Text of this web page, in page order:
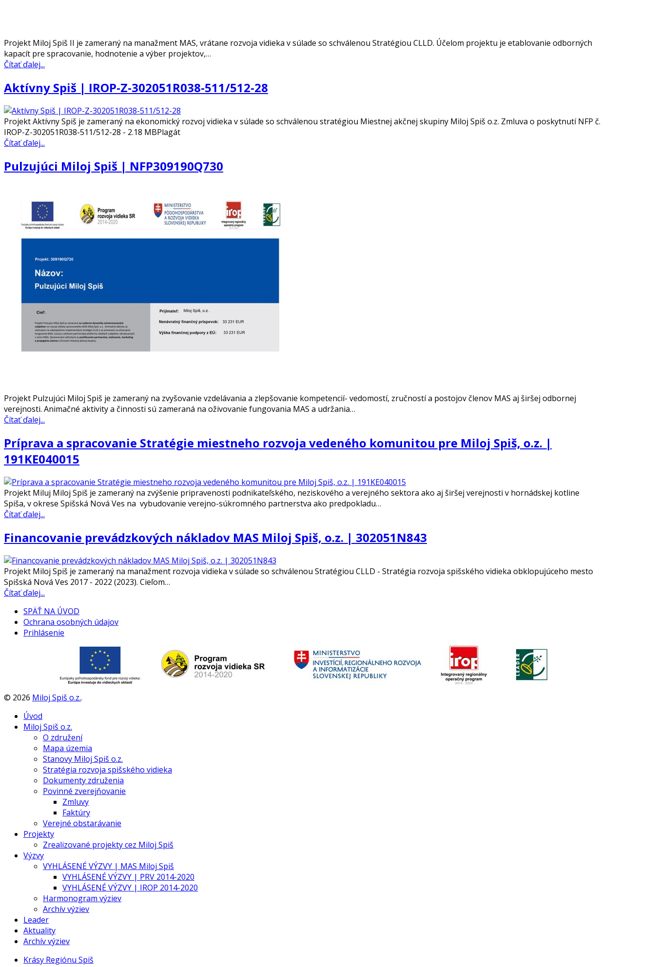
Projekt Miloj Spiš II je zameraný na manažment MAS, vrátane rozvoja vidieka v súlade so schválenou Stratégiou CLLD. Účelom projektu je etablovanie odborných
kapacít pre spracovanie, hodnotenie a výber projektov,…
Čítať ďalej...
Aktívny Spiš | IROP-Z-302051R038-511/512-28
Projekt Aktívny Spiš je zameraný na ekonomický rozvoj vidieka v súlade so schválenou stratégiou Miestnej akčnej skupiny Miloj Spiš o.z. Zmluva o poskytnutí NFP č.
IROP-Z-302051R038-511/512-28 - 2.18 MBPlagát
Čítať ďalej...
Pulzujúci Miloj Spiš | NFP309190Q730
Projekt Pulzujúci Miloj Spiš je zameraný na zvyšovanie vzdelávania a zlepšovanie kompetencií- vedomostí, zručností a postojov členov MAS aj širšej odbornej
verejnosti. Animačné aktivity a činnosti sú zameraná na oživovanie fungovania MAS a udržania…
Čítať ďalej...
Príprava a spracovanie Stratégie miestneho rozvoja vedeného komunitou pre Miloj Spiš, o.z. |
191KE040015
Projekt Miluj Miloj Spiš je zameraný na zvýšenie pripravenosti podnikateľského, neziskového a verejného sektora ako aj širšej verejnosti v hornádskej kotline
Spiša, v okrese Spišská Nová Ves na vybudovanie verejno-súkromného partnerstva ako predpokladu…
Čítať ďalej...
Financovanie prevádzkových nákladov MAS Miloj Spiš, o.z. | 302051N843
Projekt Miloj Spiš je zameraný na manažment rozvoja vidieka v súlade so schválenou Stratégiou CLLD - Stratégia rozvoja spišského vidieka obklopujúceho mesto
Spišská Nová Ves 2017 - 2022 (2023). Cieľom…
Čítať ďalej...
SPÄŤ NA ÚVOD
Ochrana osobných údajov
Prihlásenie
© 2026 Miloj Spiš o.z..
Úvod
Miloj Spiš o.z.
O združení
Mapa územia
Stanovy Miloj Spiš o.z.
Stratégia rozvoja spišského vidieka
Dokumenty združenia
Povinné zverejňovanie
Zmluvy
Faktúry
Verejné obstarávanie
Projekty
Zrealizované projekty cez Miloj Spiš
Výzvy
VYHLÁSENÉ VÝZVY | MAS Miloj Spiš
VYHLÁSENÉ VÝZVY | PRV 2014-2020
VYHLÁSENÉ VÝZVY | IROP 2014-2020
Harmonogram výziev
Archív výziev
Leader
Aktuality
Archív výziev
Krásy Regiónu Spiš